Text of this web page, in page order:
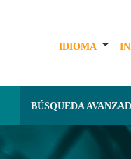
IDIOMA
BÚSQUEDA